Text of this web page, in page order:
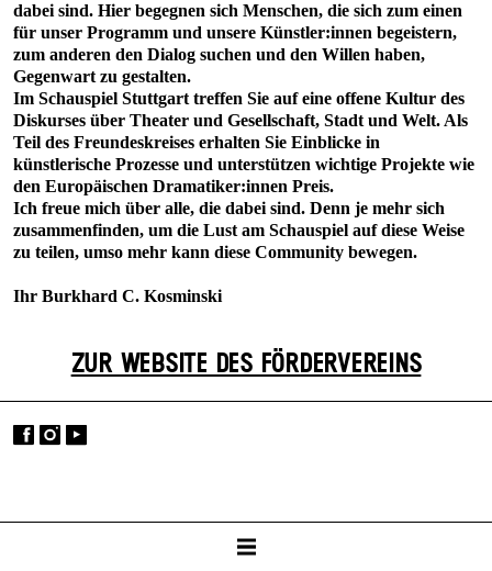
dabei sind. Hier begegnen sich Menschen, die sich zum einen
für unser Programm und unsere Künstler:innen begeistern,
zum anderen den Dialog suchen und den Willen haben,
Gegenwart zu gestalten.
Im Schauspiel Stuttgart treffen Sie auf eine offene Kultur des
Diskurses über Theater und Gesellschaft, Stadt und Welt. Als
Teil des Freundeskreises erhalten Sie Einblicke in
künstlerische Prozesse und unterstützen wichtige Projekte wie
den Europäischen Dramatiker:innen Preis.
Ich freue mich über alle, die dabei sind. Denn je mehr sich
zusammenfinden, um die Lust am Schauspiel auf diese Weise
zu teilen, umso mehr kann diese Community bewegen.
Ihr Burkhard C. Kosminski
ZUR WEBSITE DES FÖRDERVEREINS